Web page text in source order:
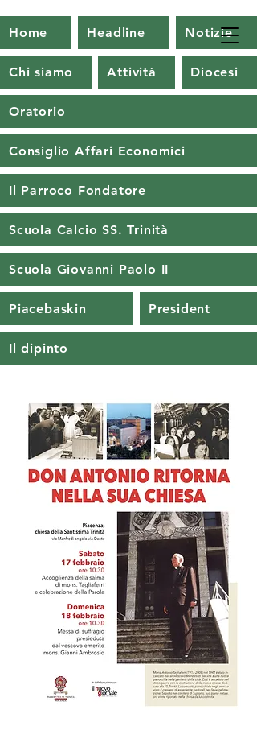
Home Headline Notizie
Chi siamo Attività Diocesi
Oratorio
Consiglio Affari Economici
Il Parroco Fondatore
Scuola Calcio SS. Trinità
Scuola Giovanni Paolo II
Piacebaskin President
Il dipinto